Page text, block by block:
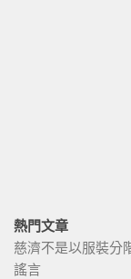
熱門文章
慈濟不是以服裝分
謠言